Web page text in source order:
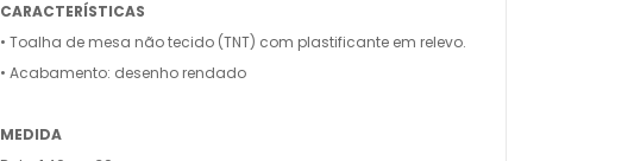
CARACTERÍSTICAS
• Toalha de mesa não tecido (TNT) com plastificante em relevo.
• Acabamento: desenho rendado
MEDIDA